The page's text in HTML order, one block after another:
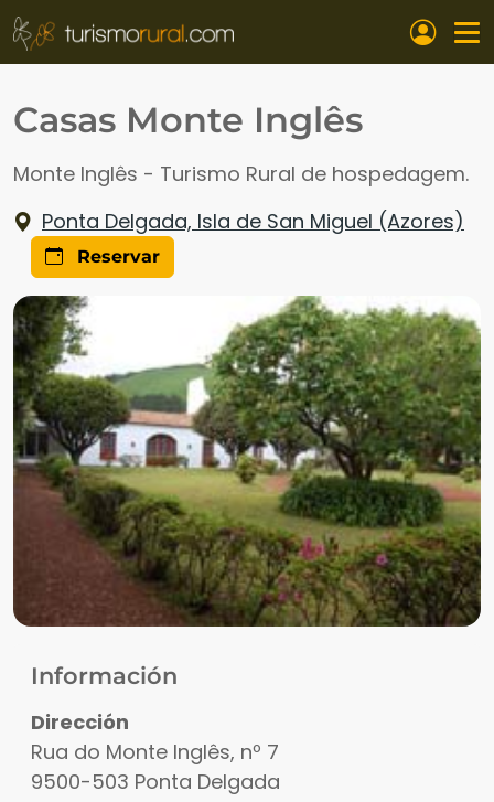
Pasar al contenido principal
Casas Monte Inglês
Monte Inglês - Turismo Rural de hospedagem.
Ponta Delgada, Isla de San Miguel (Azores)
Reservar
Información
Dirección
Rua do Monte Inglês, nº 7
9500-503 Ponta Delgada